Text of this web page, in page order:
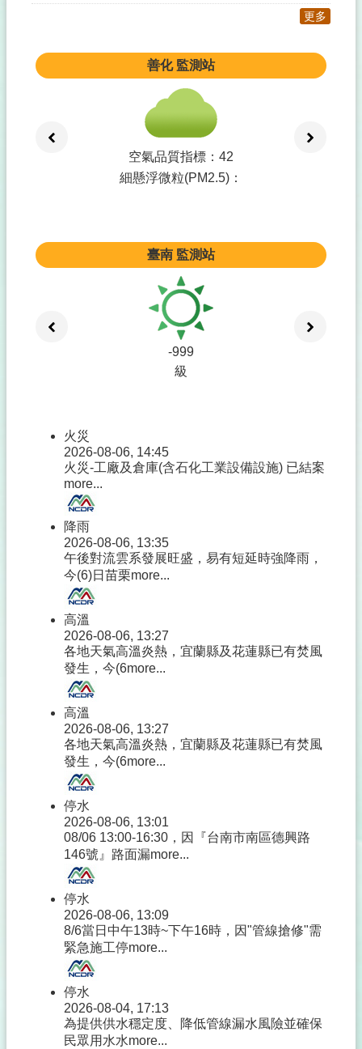
更多
善化監測站
空氣品質指標： 42
細懸浮微粒(PM2.5)：
臺南 監測站
-999
級
火災
2026-08-06, 14:45
火災-工廠及倉庫(含石化工業設備設施) 已結案
more...
降雨
2026-08-06, 13:35
午後對流雲系發展旺盛，易有短延時強降雨，
今(6)日苗栗more...
高溫
2026-08-06, 13:27
各地天氣高溫炎熱，宜蘭縣及花蓮縣已有焚風
發生，今(6more...
高溫
2026-08-06, 13:27
各地天氣高溫炎熱，宜蘭縣及花蓮縣已有焚風
發生，今(6more...
停水
2026-08-06, 13:01
08/06 13:00-16:30，因『台南市南區德興路
146號』路面漏more...
停水
2026-08-06, 13:09
8/6當日中午13時~下午16時，因"管線搶修"需
緊急施工停more...
停水
2026-08-04, 17:13
為提供供水穩定度、降低管線漏水風險並確保
民眾用水水more...